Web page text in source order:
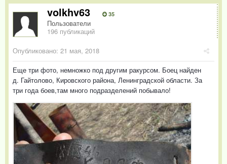
volkhv63 35
Пользователи
196 публикаций
Опубликовано: 21 мая, 2018
Еще три фото, немножко под другим ракурсом. Боец найден
д. Гайтолово, Кировского района, Ленинградской области. За
три года боев,там много подразделений побывало!